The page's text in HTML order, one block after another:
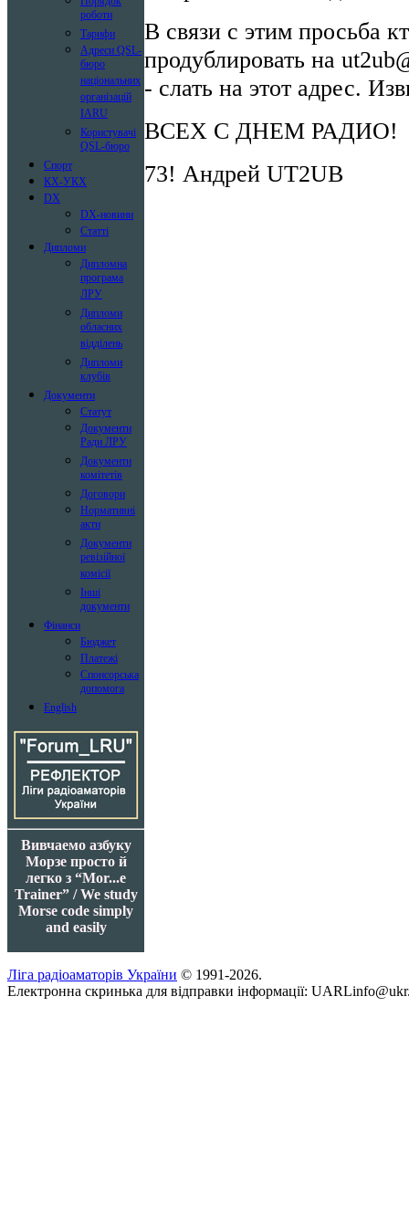
роботи
Тарифи
Адреси QSL-
бюро
національних
організацій
IARU
Користувачі
QSL-бюро
Спорт
КХ-УКХ
DX
DX-новини
Статті
Дипломи
Дипломна
програма
ЛРУ
Дипломи
обласних
відділень
Дипломи
клубів
Документи
Статут
Документи
Ради ЛРУ
Документи
комітетів
Договори
Нормативні
акти
Документи
ревізійної
комісії
Інші
документи
Фінанси
Бюджет
Платежі
Спонсорська
допомога
English
Вивчаемо азбуку
Морзе просто й
легко з “Mor...e
Trainer” / We study
Morse code simply
and easily
В связи с этим просьба
продублировать на
- слать на этот адрес.
ВСЕХ С ДНЕМ РАДИО!
73! Андрей UT2UB
Ліга радіоаматорів України © 1991-2026.
Електронна скринька для відправки інформації: